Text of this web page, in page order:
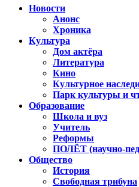
Новости
Анонс
Хроника
Культура
Дом актёра
Литература
Кино
Культурное
Парк культуры и
Образование
Школа и вуз
Учитель
Реформы
ПОЛЁТ (научно-
Общество
История
Свободная трибуна